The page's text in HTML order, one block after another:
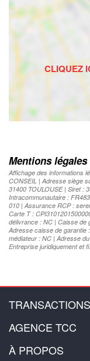
Mentions légales
Affichage des informations
CONSEIL | Adresse siège
31400 TOULOUSE | Siret :
Intracommunautaire :
010 | Assurance RCP :
Carte T :
délivrance : NC | Caisse de
Adresse caisse de garantie
médiateur : NC | Adresse
Entreprise juridiquement et
TRANSACTIONS
AGENCE TCC
À PROPOS